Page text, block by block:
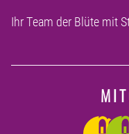
Ihr Team der Blüte mit